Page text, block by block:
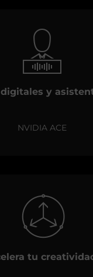
y
NVIDIA ACE
tu